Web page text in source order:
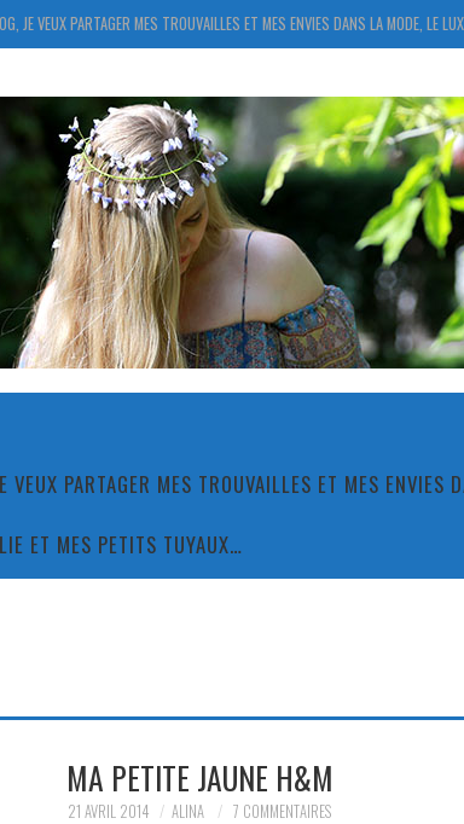
JE VEUX PARTAGER MES TROUVAILLES ET MES ENVIES DANS LA MODE, LE
VEUX PARTAGER MES TROUVAILLES ET MES
ET MES PETITS TUYAUX…
MA PETITE JAUNE H&M
21 AVRIL 2014 ALINA 7 COMMENTAIRES